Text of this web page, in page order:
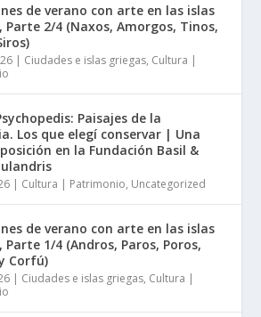
de verano con arte en las islas
Parte 2/4 (Naxos, Amorgos, Tinos,
| Ciudades e islas griegas, Cultura |
Paisajes de la
Los que elegí conservar | Una
en la Fundación Basil &
| Cultura | Patrimonio, Uncategorized
de verano con arte en las islas
Parte 1/4 (Andros, Paros, Poros,
Corfú)
| Ciudades e islas griegas, Cultura |